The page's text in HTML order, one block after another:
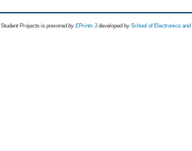
Projects is powored byEPrints 3 developed by School of Electronics